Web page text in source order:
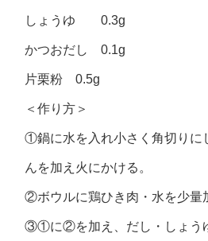
しょうゆ 0.3g
かつおだし 0.1g
片栗粉 0.5g
＜作り方＞
①鍋に水を入れ小さく角切りに
んを加え火にかける。
②ボウルに鶏ひき肉・水を少量
③①に②を加え、だし・しょう